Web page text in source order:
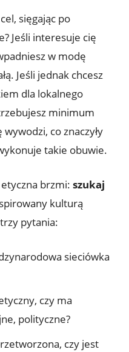
sięgając po
Jeśli interesuje cię
w modę
Jeśli jednak chcesz
dla lokalnego
minimum
co znaczyły
takie obuwie.
brzmi: szukaj
kulturą
pytania:
sieciówka
czy ma
polityczne?
czy jest